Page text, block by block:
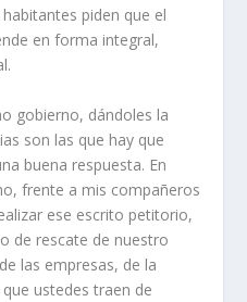
piden que el
en forma integral,
gobierno, dándoles la
son las que hay que
buena respuesta. En
frente a mis compañeros
ese escrito petitorio,
de rescate de nuestro
las empresas, de la
ustedes traen de